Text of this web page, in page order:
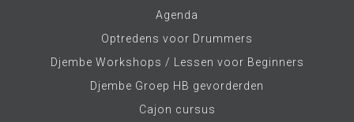
Agenda
Optredens voor Drummers
Djembe Workshops / Lessen voor Beginners
Djembe Groep HB gevorderden
Cajon cursus